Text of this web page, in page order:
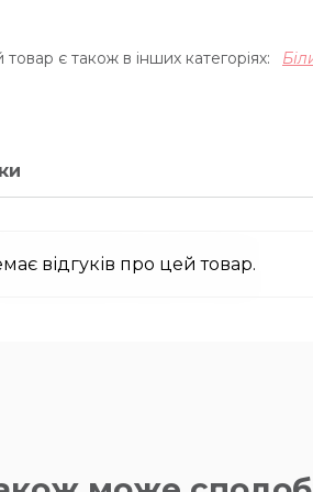
товар є також в інших категоріях:
відгуків про цей товар.